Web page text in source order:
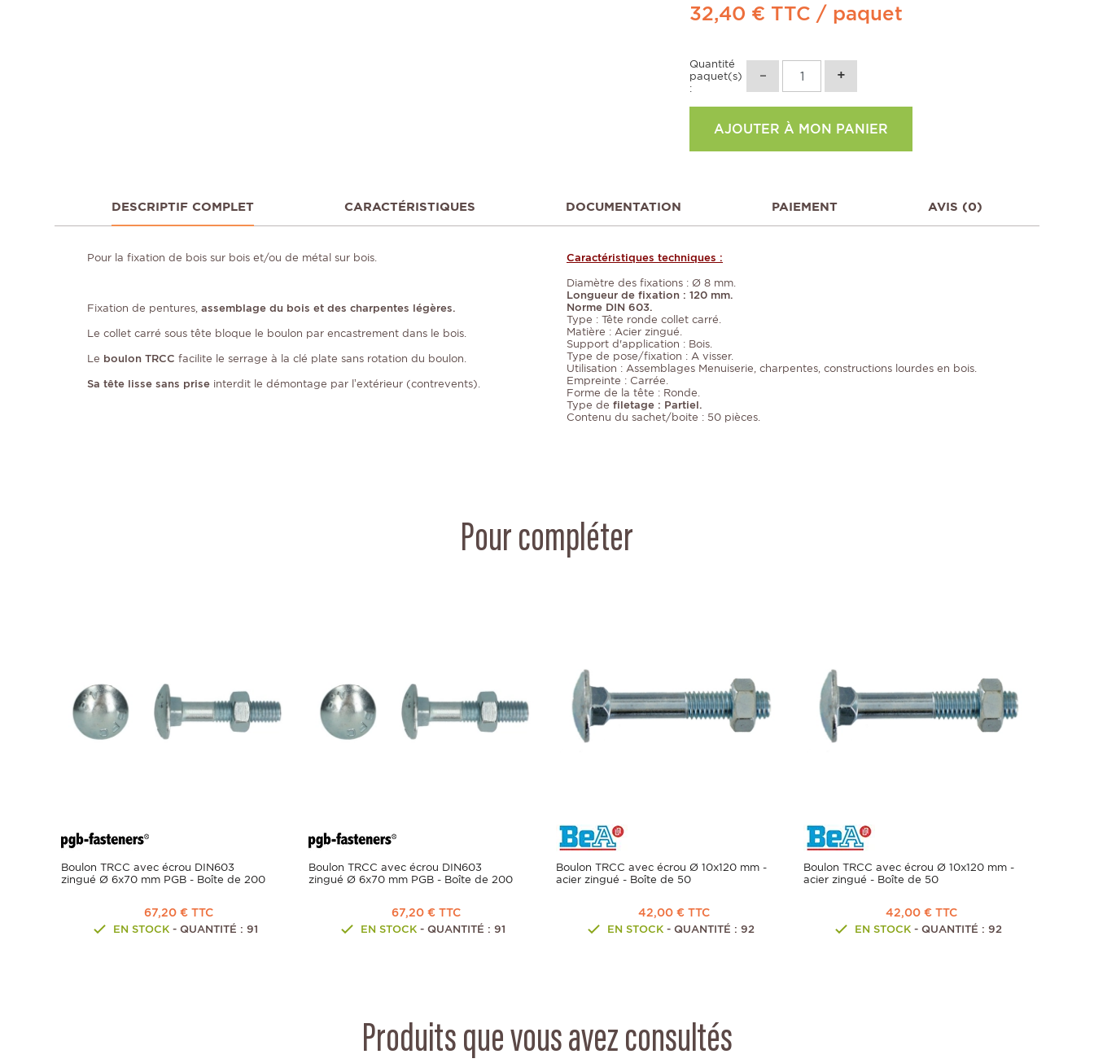
32,40 € TTC / paquet
Quantité
paquet(s)
:
AJOUTER À MON PANIER
DESCRIPTIF COMPLET CARACTÉRISTIQUES DOCUMENTATION PAIEMENT AVIS (0)
Pour la fixation de bois sur bois et/ou de métal sur bois.
Fixation de pentures, assemblage du bois et des charpentes légères.
Le collet carré sous tête bloque le boulon par encastrement dans le bois.
Le boulon TRCC facilite le serrage à la clé plate sans rotation du boulon.
Sa tête lisse sans prise interdit le démontage par l’extérieur (contrevents).
Caractéristiques techniques :
Diamètre des fixations : Ø 8 mm.
Longueur de fixation : 120 mm.
Norme DIN 603.
Type : Tête ronde collet carré.
Matière : Acier zingué.
Support d'application : Bois.
Type de pose/fixation : A visser.
Utilisation : Assemblages Menuiserie, charpentes, constructions lourdes en bois.
Empreinte : Carrée.
Forme de la tête : Ronde.
Type de filetage : Partiel.
Contenu du sachet/boite : 50 pièces.
Pour compléter
Boulon TRCC avec écrou DIN603
zingué Ø 6x70 mm PGB - Boîte de 200
67,20 € TTC
EN STOCK - QUANTITÉ : 91
Boulon TRCC avec écrou DIN603
zingué Ø 6x70 mm PGB - Boîte de 200
67,20 € TTC
EN STOCK - QUANTITÉ : 91
Boulon TRCC avec écrou Ø 10x120 mm -
acier zingué - Boîte de 50
42,00 € TTC
EN STOCK- QUANTITÉ : 92
Boulon TRCC avec écrou Ø 10x120 mm -
acier zingué - Boîte de 50
42,00 € TTC
EN STOCK- QUANTITÉ : 92
Produits que vous avez consultés